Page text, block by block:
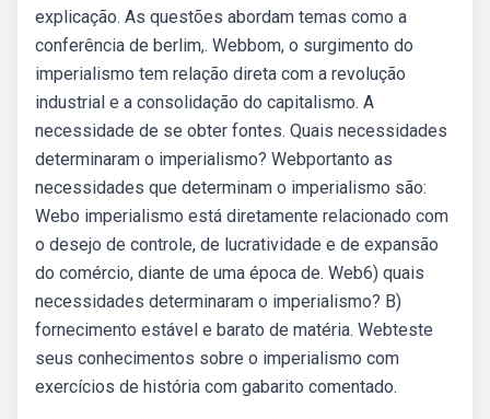
explicação. As questões abordam temas como a
conferência de berlim,. Webbom, o surgimento do
imperialismo tem relação direta com a revolução
industrial e a consolidação do capitalismo. A
necessidade de se obter fontes. Quais necessidades
determinaram o imperialismo? Webportanto as
necessidades que determinam o imperialismo são:
Webo imperialismo está diretamente relacionado com
o desejo de controle, de lucratividade e de expansão
do comércio, diante de uma época de. Web6) quais
necessidades determinaram o imperialismo? B)
fornecimento estável e barato de matéria. Webteste
seus conhecimentos sobre o imperialismo com
exercícios de história com gabarito comentado.